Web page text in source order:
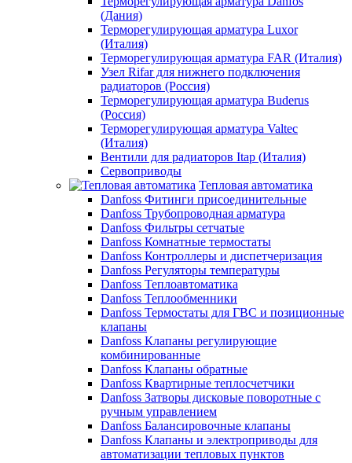
(Дания)
Терморегулирующая арматура Luxor
(Италия)
Терморегулирующая арматура FAR (Италия)
Узел Rifar для нижнего подключения
радиаторов (Россия)
Терморегулирующая арматура Buderus
(Россия)
Терморегулирующая арматура Valtec
(Италия)
Вентили для радиаторов Itap (Италия)
Сервоприводы
Тепловая автоматика
Danfoss Фитинги присоединительные
Danfoss Трубопроводная арматура
Danfoss Фильтры сетчатые
Danfoss Комнатные термостаты
Danfoss Контроллеры и диспетчеризация
Danfoss Регуляторы температуры
Danfoss Теплоавтоматика
Danfoss Теплообменники
Danfoss Термостаты для ГВС и позиционные
клапаны
Danfoss Клапаны регулирующие
комбинированные
Danfoss Клапаны обратные
Danfoss Квартирные теплосчетчики
Danfoss Затворы дисковые поворотные с
ручным управлением
Danfoss Балансировочные клапаны
Danfoss Клапаны и электроприводы для
автоматизации тепловых пунктов